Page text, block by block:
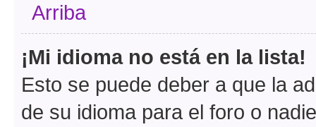
Arriba
¡Mi idioma no está en la lista!
Esto se puede deber a que la
de su idioma para el foro o